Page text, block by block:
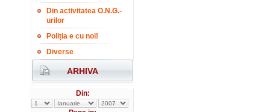
Din activitatea O.N.G.-
urilor
Poliția e cu noi!
Diverse
ARHIVA
Din: